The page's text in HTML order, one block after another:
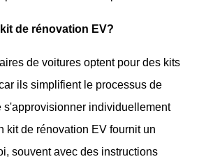
de rénovation EV?
de voitures optent pour des kits
ils simplifient le processus de
s'approvisionner individuellement
kit de rénovation EV fournit un
souvent avec des instructions